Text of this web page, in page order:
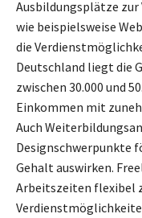
Ausbildungsplätze zur
wie beispielsweise
die
Deutschland liegt die
zwischen 30.000 und
Einkommen mit
Auch
Designschwerpunkte
Gehalt auswirken.
Arbeitszeiten flexibel